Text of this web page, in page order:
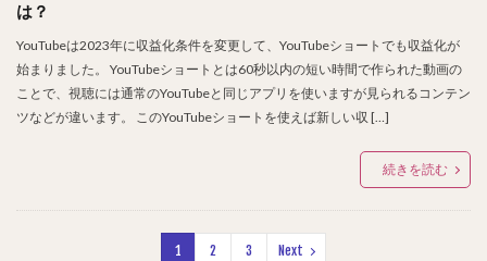
は？
YouTubeは2023年に収益化条件を変更して、YouTubeショートでも収益化が
始まりました。 YouTubeショートとは60秒以内の短い時間で作られた動画の
ことで、視聴には通常のYouTubeと同じアプリを使いますが見られるコンテン
ツなどが違います。 このYouTubeショートを使えば新しい収 […]
続きを読む
1 2 3 Next